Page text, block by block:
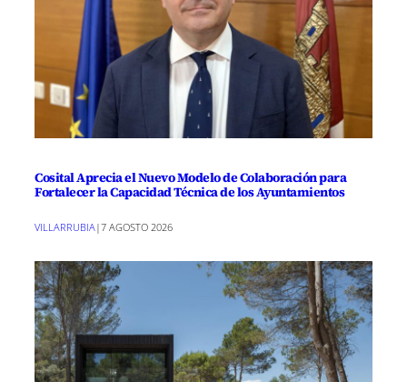
Cosital Aprecia el Nuevo Modelo de Colaboración para
Fortalecer la Capacidad Técnica de los Ayuntamientos
VILLARRUBIA |7 AGOSTO 2026